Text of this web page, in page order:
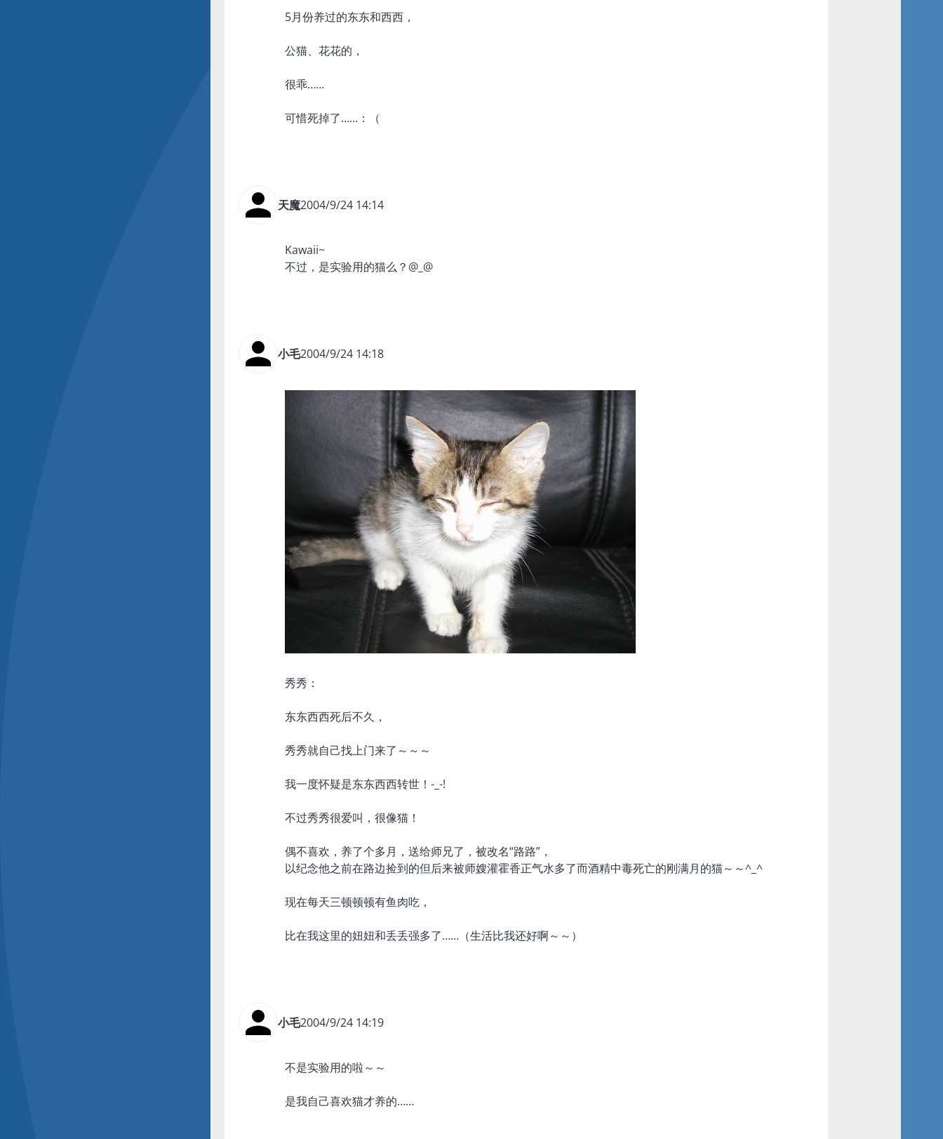
5月份养过的东东和西西，
公猫、花花的，
很乖……
可惜死掉了……：（
天魔2004/9/24 14:14
Kawaii~
不过，是实验用的猫么？@_@
小毛2004/9/24 14:18
秀秀：
东东西西死后不久，
秀秀就自己找上门来了～～～
我一度怀疑是东东西西转世！-_-!
不过秀秀很爱叫，很像猫！
偶不喜欢，养了个多月，送给师兄了，被改名“路路”，
以纪念他之前在路边捡到的但后来被师嫂灌霍香正气水多了而酒精中毒死亡的刚满月的猫～～^_^
现在每天三顿顿顿有鱼肉吃，
比在我这里的妞妞和丢丢强多了……（生活比我还好啊～～）
小毛2004/9/24 14:19
不是实验用的啦～～
是我自己喜欢猫才养的……